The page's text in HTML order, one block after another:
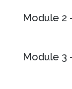
Module 2
Module 3